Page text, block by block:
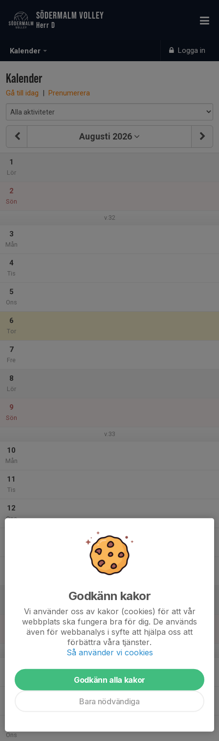
Kalender Logga in
SÖDERMALM VOLLEY
Herr D
Kalender
Gå till idag | Prenumerera
Augusti 2026
1
Lör
2
Sön
v.32
3
Mån
4
Tis
5
Ons
6
Tor
7
Fre
8
Lör
9
Sön
v.33
10
Mån
11
Tis
12
Ons
v.34
Mån
Ons
Godkänn kakor
Vi använder oss av kakor (cookies) för att vår
webbplats ska fungera bra för dig. De används
även för webbanalys i syfte att hjälpa oss att
förbättra våra tjänster.
Så använder vi cookies
Godkänn alla kakor
Bara nödvändiga